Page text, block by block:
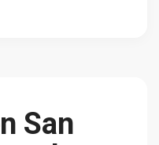
San